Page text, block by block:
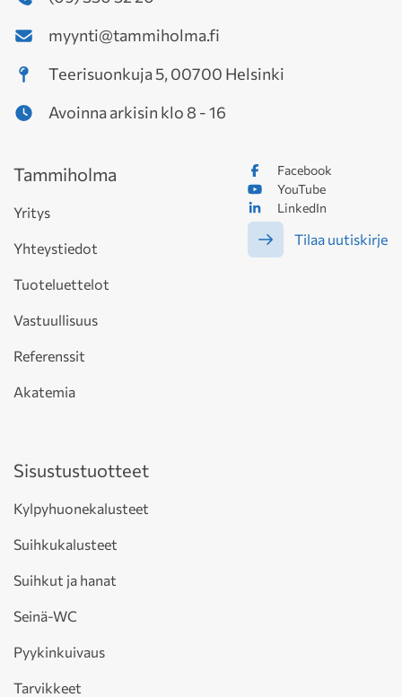
myynti@tammiholma.fi
Teerisuonkuja 5, 00700 Helsinki
Avoinna arkisin klo 8 - 16
Facebook
YouTube
LinkedIn
Tilaa uutiskirje
Tammiholma
Yritys
Yhteystiedot
Tuoteluettelot
Vastuullisuus
Referenssit
Akatemia
Sisustustuotteet
Kylpyhuonekalusteet
Suihkukalusteet
Suihkut ja hanat
Seinä-WC
Pyykinkuivaus
Tarvikkeet